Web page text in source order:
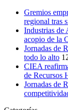
Gremios
regional tras
Industrias de
acopio de la
Jornadas de
todo lo alto
CIEA
de Recursos
Jornadas de